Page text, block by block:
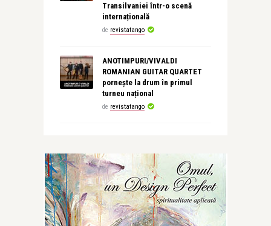
Transilvaniei într-o scenă
internațională
de revistatango
ANOTIMPURI/VIVALDI
ROMANIAN GUITAR QUARTET
pornește la drum în primul
turneu național
de revistatango